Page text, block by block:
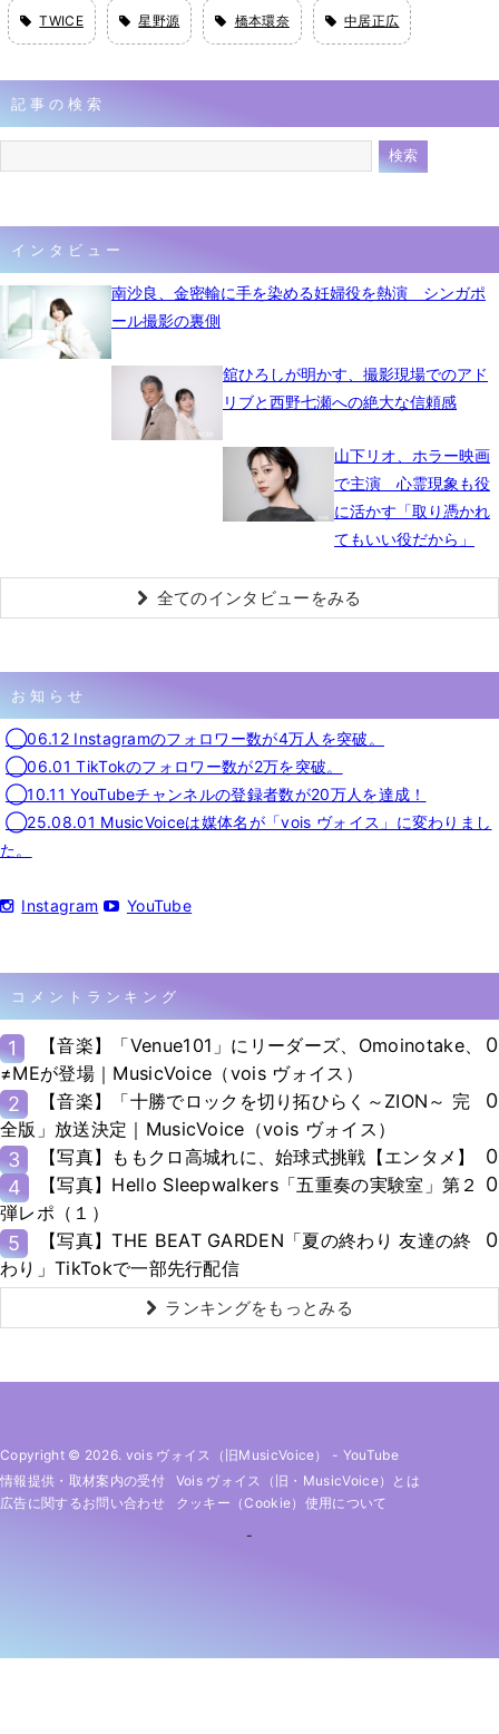
TWICE 星野源 橋本環奈 中居正広
記事の検索
インタビュー
南沙良、金密輸に手を染める妊婦役を熱演 シンガポ
ール撮影の裏側
舘ひろしが明かす、撮影現場でのアド
リブと西野七瀬への絶大な信頼感
山下リオ、ホラー映画
で主演 心霊現象も役
に活かす「取り憑かれ
てもいい役だから」
全てのインタビューをみる
お知らせ
◯06.12 Instagramのフォロワー数が4万人を突破。
◯06.01 TikTokのフォロワー数が2万を突破。
◯10.11 YouTubeチャンネルの登録者数が20万人を達成！
◯25.08.01 MusicVoiceは媒体名が「vois ヴォイス」に変わりまし
た。
Instagram YouTube
コメントランキング
1
【音楽】「Venue101」にリーダーズ、Omoinotake、
≠MEが登場｜MusicVoice（vois ヴォイス）
0
2
【音楽】「十勝でロックを切り拓ひらく～ZION～ 完
全版」放送決定｜MusicVoice（vois ヴォイス）
0
3 【写真】ももクロ高城れに、始球式挑戦【エンタメ】
0
4
【写真】Hello Sleepwalkers「五重奏の実験室」第２
弾レポ（１）
0
5
【写真】THE BEAT GARDEN「夏の終わり 友達の終
わり」TikTokで一部先行配信
0
ランキングをもっとみる
Copyright © 2026. vois ヴォイス（旧MusicVoice） - YouTube
情報提供・取材案内の受付
Vois ヴォイス（旧・MusicVoice）とは
広告に関するお問い合わせ
クッキー（cookie）使用について
-